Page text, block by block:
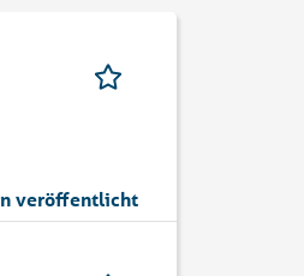
veröffentlicht